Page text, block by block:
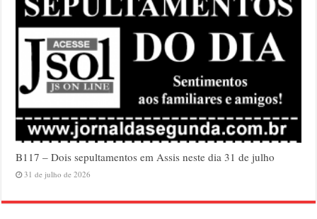
B117 – Dois sepultamentos em Assis neste dia 31 de julho
31 de julho de 2026